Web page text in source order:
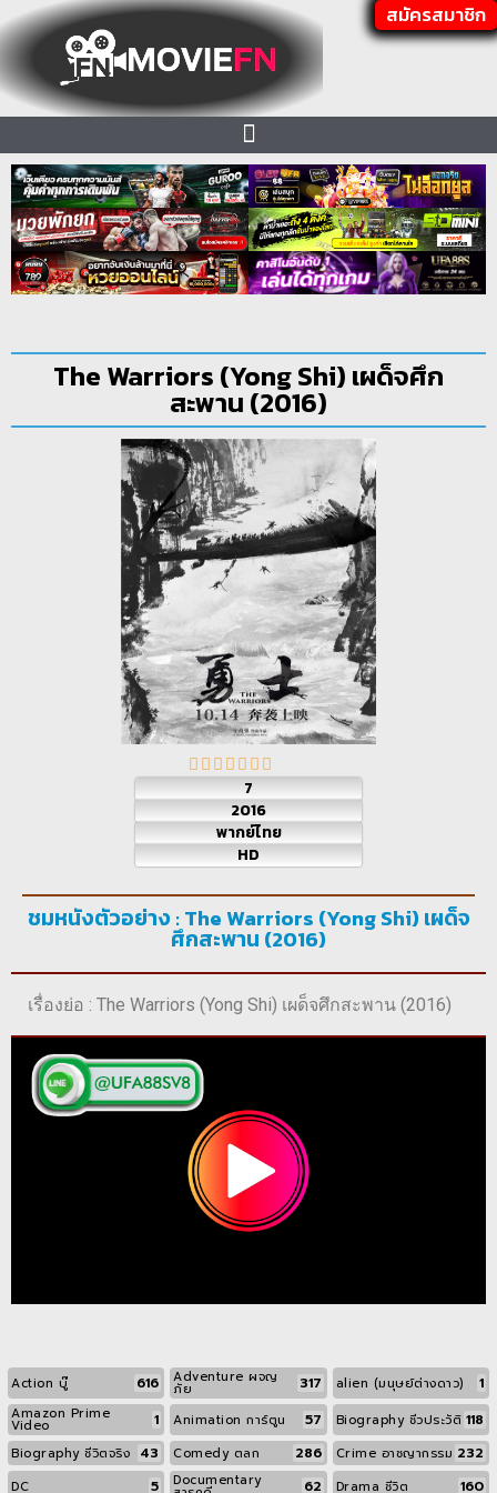
สมัครสมาชิก
The Warriors (Yong Shi) เผด็จศึก
สะพาน (2016)
7
2016
พากย์ไทย
HD
ชมหนังตัวอย่าง : The Warriors (Yong Shi) เผด็จ
ศึกสะพาน (2016)
เรื่องย่อ : The Warriors (Yong Shi) เผด็จศึกสะพาน (2016)
Action บู๊ 616 Adventure ผจญ
ภัย 317 alien (มนุษย์ต่างดาว) 1
Amazon Prime
Video 1 Animation การ์ตูน 57 Biography ชีวประวัติ 118
Biography ชีวิตจริง 43 Comedy ตลก 286 Crime อาชญากรรม 232
DC 5 Documentary 62 Drama ชีวิต 160